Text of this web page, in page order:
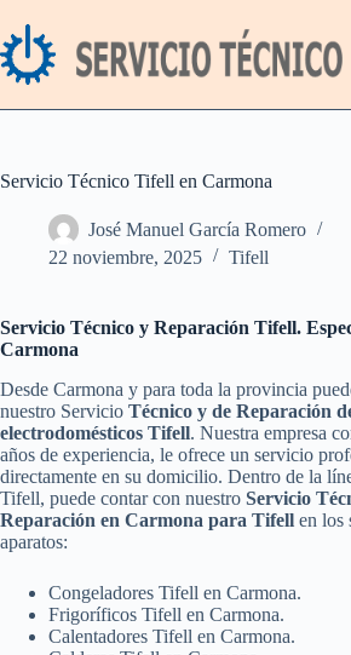
al
contenido
Servicio Técnico Tifell en Carmona
José Manuel García Romero
22 noviembre, 2025
Tifell
Servicio Técnico y Reparación Tifell.
Carmona
Desde Carmona y para toda la provincia
nuestro Servicio Técnico y de Reparación
electrodomésticos Tifell. Nuestra empresa
años de experiencia, le ofrece un servicio
directamente en su domicilio. Dentro de la
Tifell, puede contar con nuestro Servicio
Reparación en Carmona para Tifell en los
aparatos:
Congeladores Tifell en Carmona.
Frigoríficos Tifell en Carmona.
Calentadores Tifell en Carmona.